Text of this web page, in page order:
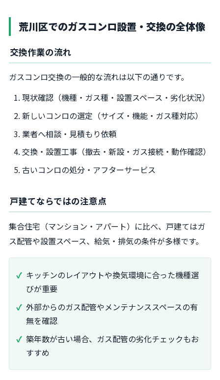
荒川区でのガスコンロ設置・交換の全体像
交換作業の流れ
ガスコンロ交換の一般的な流れは以下の通りです。
現状確認（機種・ガス種・設置スペース・劣化状況）
新しいコンロの選定（サイズ・機能・ガス種対応）
業者へ相談・見積もり依頼
交換・設置工事（撤去・新設・ガス接続・動作確認）
古いコンロの処分・アフターサービス
戸建てならではの注意点
集合住宅（マンション・アパート）に比べ、戸建てはガ
ス配管や設置スペース、給気・排気の条件が多様です。
キッチンのレイアウトや換気環境に合った機種選
びが重要
外部からのガス配管やメンテナンススペースの有
無を確認
築年数が古い場合、ガス配管の劣化チェックもお
すすめ